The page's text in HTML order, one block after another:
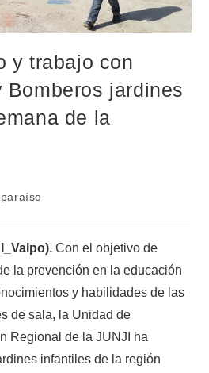
y trabajo con
Bomberos jardines
de la
Con el objetivo de
la prevención en la educación
y habilidades de las
de sala, la Unidad de
Regional de la JUNJI ha
infantiles de la región